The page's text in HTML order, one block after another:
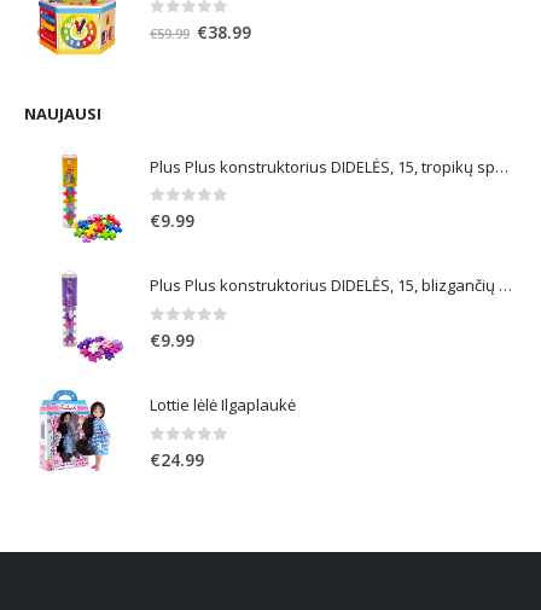
out of 5
€59.99 Original
€38.99Current
NAUJAUSI
Plus Plus konstruktorius DIDELĖS, 15, tropikų spalvos
0out of 5
€9.99
Plus Plus konstruktorius DIDELĖS, 15, blizgančių spalvų
0out of 5
€9.99
Lottie lėlė Ilgaplaukė
0 out of 5
€24.99